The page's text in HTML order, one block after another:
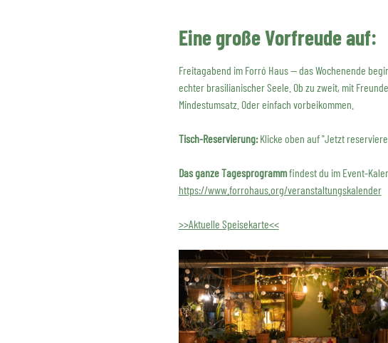
Eine große Vorfreude auf:
Freitagabend im Forró Haus — das Wochenende
echter brasilianischer Seele. Ob zu zweit, mit
Mindestumsatz. Oder einfach vorbeikommen.
Tisch-Reservierung: Klicke oben auf "Jetzt
Das ganze Tagesprogramm findest du im Event-
https://www.forrohaus.org/veranstaltungskalender
>>Aktuelle Speisekarte<<